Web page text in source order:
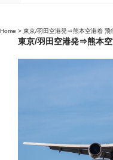
Home > 東京/羽田空港発⇒熊本空港着 飛
東京/羽田空港発⇒熊本